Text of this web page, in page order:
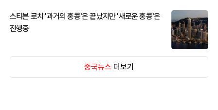
스티븐 로치 '과거의 홍콩'은 끝났지만 '새로운 홍콩'은
진행중
중국뉴스 더보기